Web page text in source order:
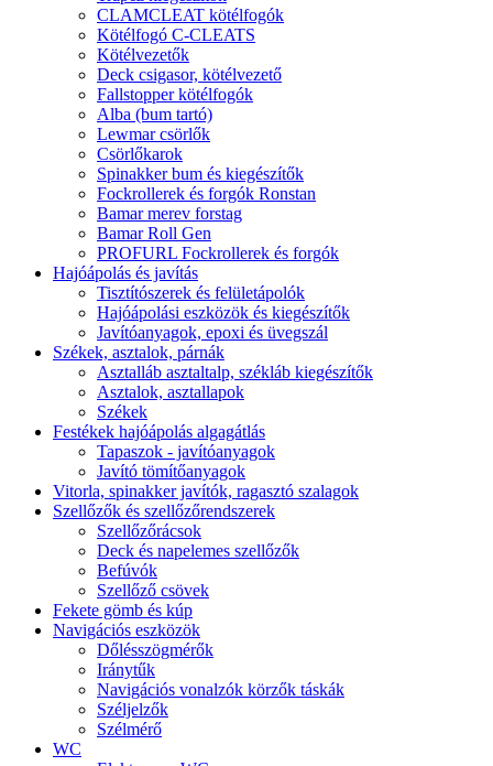
CLAMCLEAT kötélfogók
Kötélfogó C-CLEATS
Kötélvezetők
Deck csigasor, kötélvezető
Fallstopper kötélfogók
Alba (bum tartó)
Lewmar csörlők
Csörlőkarok
Spinakker bum és kiegészítők
Fockrollerek és forgók Ronstan
Bamar merev forstag
Bamar Roll Gen
PROFURL Fockrollerek és forgók
Hajóápolás és javítás
Tisztítószerek és felületápolók
Hajóápolási eszközök és kiegészítők
Javítóanyagok, epoxi és üvegszál
Székek, asztalok, párnák
Asztalláb asztaltalp, székláb kiegészítők
Asztalok, asztallapok
Székek
Festékek hajóápolás algagátlás
Tapaszok - javítóanyagok
Javító tömítőanyagok
Vitorla, spinakker javítók, ragasztó szalagok
Szellőzők és szellőzőrendszerek
Szellőzőrácsok
Deck és napelemes szellőzők
Befúvók
Szellőző csövek
Fekete gömb és kúp
Navigációs eszközök
Dőlésszögmérők
Iránytűk
Navigációs vonalzók körzők táskák
Széljelzők
Szélmérő
WC